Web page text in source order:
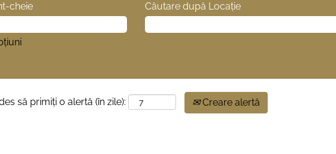
cheie Căutare după Locație
să primiți o alertă (în zile): Creare alertă